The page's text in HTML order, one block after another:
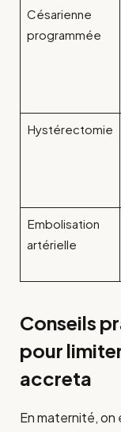
Césarienne
programmée
Hystérectomie
Embolisation
artérielle
Conseils
pour
accreta
En maternité,